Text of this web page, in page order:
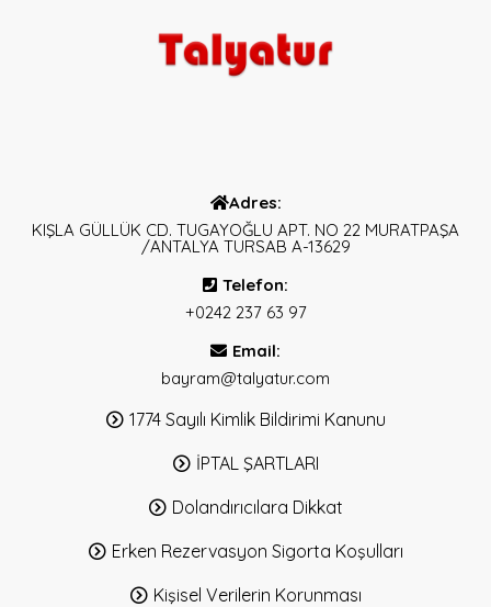
Adres:
KIŞLA GÜLLÜK CD. TUGAYOĞLU APT. NO 22 MURATPAŞA
/ANTALYA TURSAB A-13629
Telefon:
+0242 237 63 97
Email:
bayram@talyatur.com
1774 Sayılı Kimlik Bildirimi Kanunu
İPTAL ŞARTLARI
Dolandırıcılara Dikkat
Erken Rezervasyon Sigorta Koşulları
Kişisel Verilerin Korunması